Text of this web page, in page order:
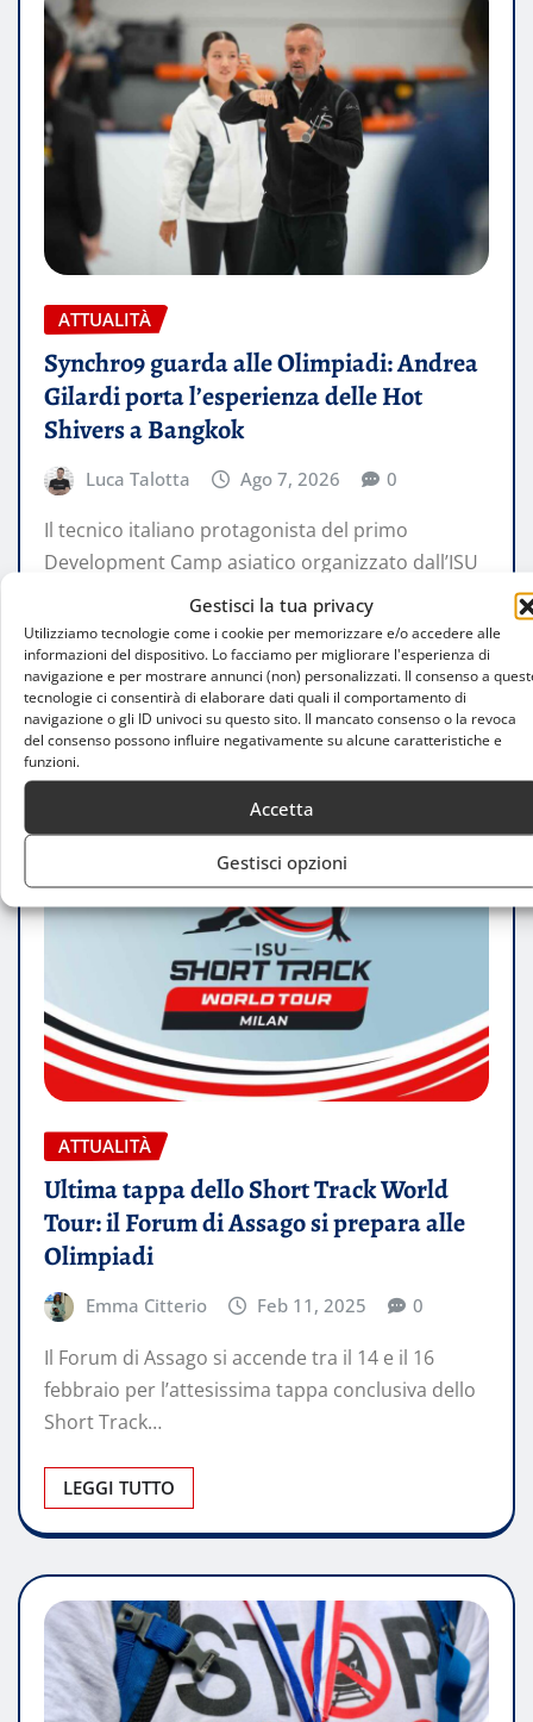
Gestisci la tua privacy
Utilizziamo tecnologie come i cookie per memorizzare e/o accedere alle
informazioni del dispositivo. Lo facciamo per migliorare l'esperienza di
navigazione e per mostrare annunci (non) personalizzati. Il consenso a
tecnologie ci consentirà di elaborare dati quali il comportamento di
navigazione o gli ID univoci su questo sito. Il mancato consenso o la revoca
del consenso possono influire negativamente su alcune caratteristiche e
funzioni.
Accetta
Gestisci opzioni
ATTUALITÀ
Synchro9 guarda alle Olimpiadi: Andrea
Gilardi porta l’esperienza delle Hot
Shivers a Bangkok
Luca Talotta Ago 7, 2026 0
Il tecnico italiano protagonista del primo
Development Camp asiatico organizzato dall’ISU
per il nuovo pattinaggio sincronizzato a nove. Un
progetto…
LEGGI TUTTO
ATTUALITÀ
Ultima tappa dello Short Track World
Tour: il Forum di Assago si prepara alle
Olimpiadi
Emma Citterio Feb 11, 2025 0
Il Forum di Assago si accende tra il 14 e il 16
febbraio per l’attesissima tappa conclusiva dello
Short Track…
LEGGI TUTTO